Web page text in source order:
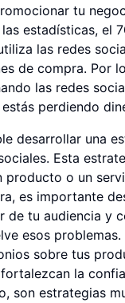
tu
estadísticas, el
las redes
de compra. Por
las redes
perdiendo
desarrollar una
Esta
producto o un
es importante
de tu audiencia y
esos problemas.
sobre tus
la
son estrategias